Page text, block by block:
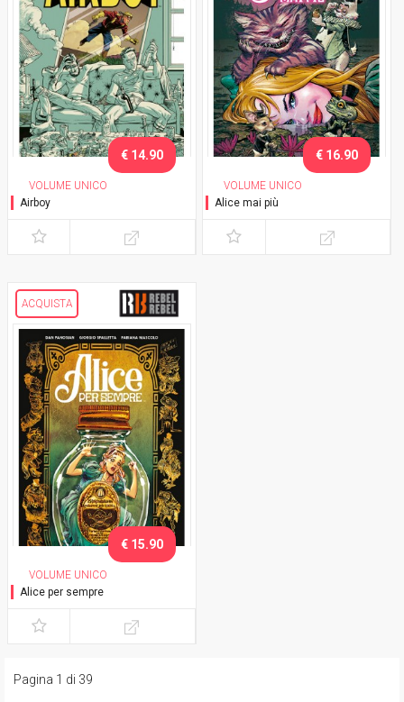
VOLUME UNICO
Airboy
€ 14.90
VOLUME UNICO
Alice mai più
€ 16.90
ACQUISTA
VOLUME UNICO
Alice per sempre
€ 15.90
Pagina 1 di 39